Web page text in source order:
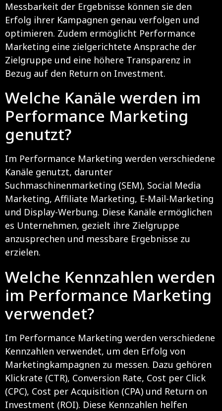
Messbarkeit der Ergebnisse können sie den
Erfolg ihrer Kampagnen genau verfolgen und
optimieren. Zudem ermöglicht Performance
Marketing eine zielgerichtete Ansprache der
Zielgruppe und eine höhere Transparenz in
Bezug auf den Return on Investment.
Welche Kanäle werden im
Performance Marketing
genutzt?
Im Performance Marketing werden verschiedene
Kanäle genutzt, darunter
Suchmaschinenmarketing (SEM), Social Media
Marketing, Affiliate Marketing, E-Mail-Marketing
und Display-Werbung. Diese Kanäle ermöglichen
es Unternehmen, gezielt ihre Zielgruppe
anzusprechen und messbare Ergebnisse zu
erzielen.
Welche Kennzahlen werden
im Performance Marketing
verwendet?
Im Performance Marketing werden verschiedene
Kennzahlen verwendet, um den Erfolg von
Marketingkampagnen zu messen. Dazu gehören
Klickrate (CTR), Conversion Rate, Cost per Click
(CPC), Cost per Acquisition (CPA) und Return on
Investment (ROI). Diese Kennzahlen helfen